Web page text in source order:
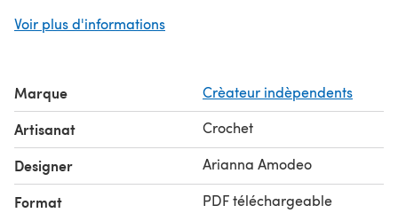
NANCY Yarn (Tessiland)
feel free to contact me on instagram (@crochettolove) or
via email.
Please DO NOT modify my pattern and resale as Your
own.
Do not distribute this pattern as your own work in any
way.
Voir plus d'informations
Marque Crèateur indèpendents
Artisanat Crochet
Designer Arianna Amodeo
Format PDF téléchargeable